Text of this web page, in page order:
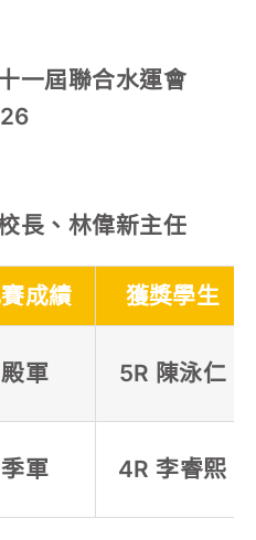
一屆聯合水運會
長、林偉新主任
成績 獲獎學生
殿軍 5R 陳泳仁
季軍 4R 李睿熙